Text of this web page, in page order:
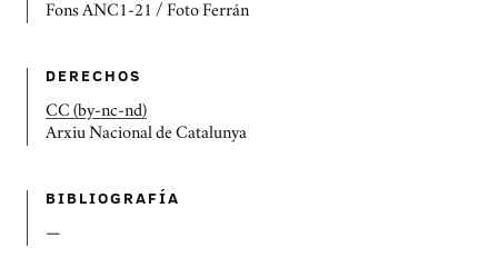
Fons ANC1-21 / Foto Ferrán
DERECHOS
CC (by-nc-nd)
Arxiu Nacional de Catalunya
BIBLIOGRAFÍ­A
—